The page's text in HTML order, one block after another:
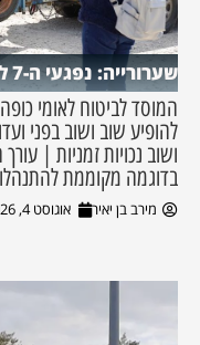
שערורייה: נפגעי ה-7 לאוקטובר ממשיכים להיפגע
להופיע שוב ושוב בפני
ושוב נכויות זמניות |
בדוגמה מקוממת
מירב בן יאיר אוגוסט 4, 2026